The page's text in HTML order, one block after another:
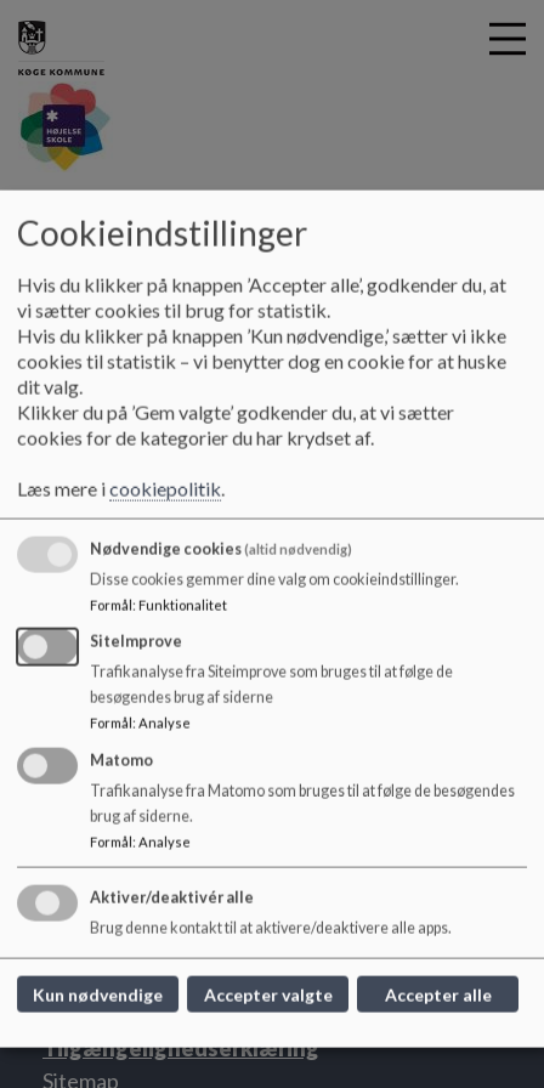
G
h
Vores DNA Internationalt samarbejde NORDPLUS JUNIOR
Internationalt samarbejde
Højelse Skole har igennem mange år haft samarbejde med en islandsk
skole (Arskoli).
er understøttet økonomisk af projektstøtte fra Nordplus Junior.
Sidst har vi haft et udvekslingsprogram med overskriften: Using new
digital technologi in production of projects and presentations.
Højelse Skole ønsker at åbne sig mod verden og skabe et kulturelt
mangfoldig grundlag for vores elever.
Højelse Skole
Baunebjergvej 1C, 4623 Lille Skensved
Tlf. 56672760
EAN NR. 5798007765439
Tilgængelighedserklæring
Sitemap
Cookieindstillinger
Hvis du klikker på knappen ’Accepter alle’, godkender du, at
vi sætter cookies til brug for statistik.
Hvis du klikker på knappen ’Kun nødvendige,’ sætter vi ikke
cookies til statistik – vi benytter dog en cookie for at huske
dit valg.
Klikker du på ’Gem valgte’ godkender du, at vi sætter
cookies for de kategorier du har krydset af.
Læs mere icookiepolitik.
Nødvendige cookies(altid nødvendig)
Disse cookies gemmer dine valg om cookieindstillinger.
Formål: Funktionalitet
SiteImprove
Trafikanalyse fra Siteimprove som bruges til at følge de
besøgendes brug af siderne
Formål : Analyse
Matomo
Trafikanalyse fra Matomo som bruges til at følge de besøgendes
brug af siderne.
Formål: Analyse
Aktiver/deaktivér alle
Brug denne kontakt til at aktivere/deaktivere alle apps.
Kun nødvendige Accepter valgte Accepter alle